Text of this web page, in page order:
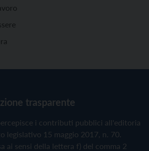
trasparente
i contributi pubblici all'editoria
legislativo 15 maggio 2017, n. 70.
ai sensi della lettera f) del comma 2